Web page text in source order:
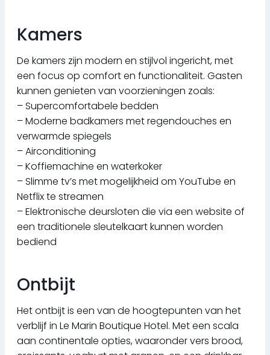
Kamers
De kamers zijn modern en stijlvol ingericht, met
een focus op comfort en functionaliteit. Gasten
kunnen genieten van voorzieningen zoals:
– Supercomfortabele bedden
– Moderne badkamers met regendouches en
verwarmde spiegels
– Airconditioning
– Koffiemachine en waterkoker
– Slimme tv’s met mogelijkheid om YouTube en
Netflix te streamen
– Elektronische deursloten die via een website of
een traditionele sleutelkaart kunnen worden
bediend
Ontbijt
Het ontbijt is een van de hoogtepunten van het
verblijf in Le Marin Boutique Hotel. Met een scala
aan continentale opties, waaronder vers brood,